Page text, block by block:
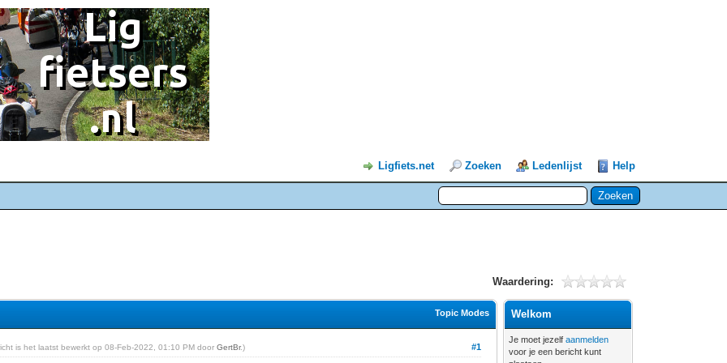
Ligfiets.net Zoeken Ledenlijst Help
Waardering:
Topic Modes
#1
is het laatst bewerkt op 08-Feb-2022, 01:10 PM doorGertBr.)
Welkom
Je moet jezelfaanmelden
voor je een bericht kunt